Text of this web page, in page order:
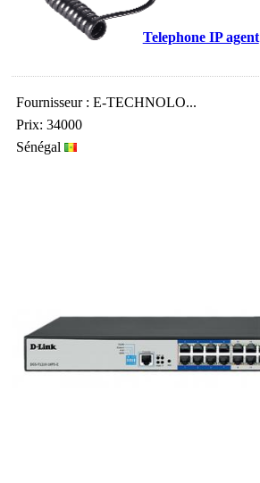
Telephone IP agent
Fournisseur : E-TECHNOLO...
Prix: 34000
Sénégal